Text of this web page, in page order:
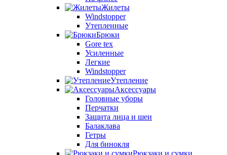
Жилеты
Windstopper
Утепленные
Брюки
Gore tex
Усиленные
Легкие
Windstopper
Утепление
Аксессуары
Головные уборы
Перчатки
Защита лица и шеи
Балаклава
Гетры
Для бинокля
Рюкзаки и сумки